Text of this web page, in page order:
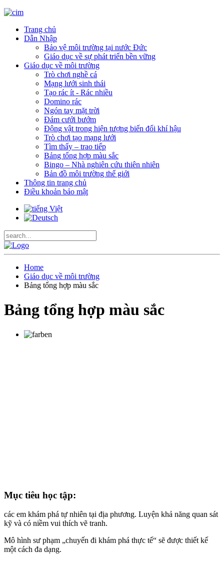
Trang chủ
Dẫn Nhập
Bảo vệ môi trường tại nước Đức
Giáo dục về sự phát triển bền vững
Giáo dục về môi trường
Trò chơi nghề cá
Mạng lưới sinh thái
Tạo rác ít - Rác nhiều
Domino rác
Ngón tay mặt trời
Đám cưới bướm
Động vật trong hiện tượng biến đổi khí hậu
Trò chơi tạo mạng lưới
Tìm thấy – trao tiếp
Bảng tổng hợp màu sắc
Bingo – Nhà nghiên cứu thiên nhiên
Bản đồ môi trường thế giới
Thông tin trang chủ
Điều khoản bảo mật
Home
Giáo dục về môi trường
Bảng tổng hợp màu sắc
Bảng tổng hợp màu sắc
Mục tiêu học tập:
các em khám phá tự nhiên tại địa phương. Luyện khả năng quan sát
kỹ và có niềm vui thích vẽ tranh.
Mô hình sư phạm „chuyến đi khám phá thực tế“ sẽ được thiết kế
một cách đa dạng.